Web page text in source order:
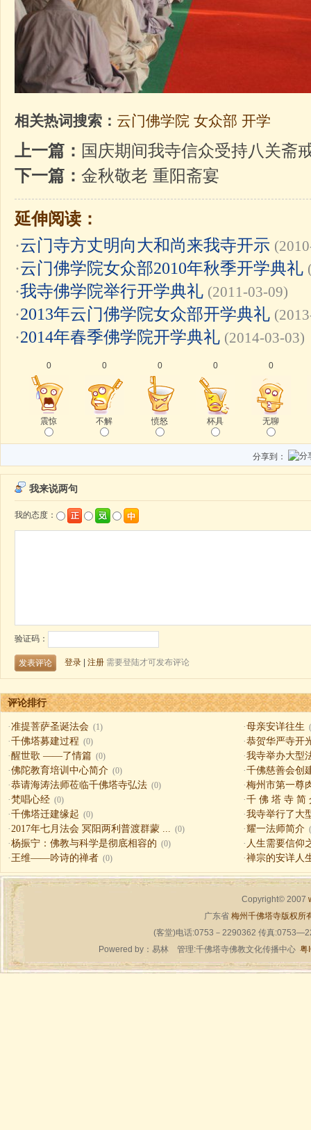
相关热词搜索： 云门佛学院 女众部 开学
上一篇： 国庆期间我寺信众受持八关斋
下一篇： 金秋敬老 重阳斋宴
延伸阅读：
·云门寺方丈明向大和尚来我寺开示
·云门佛学院女众部2010年秋季开学典礼
·我寺佛学院举行开学典礼 (2011-03-09)
·2013年云门佛学院女众部开学典礼
·2014年春季佛学院开学典礼 (2014-03-03)
0
震惊
0
不解
0
愤怒
0
杯具
0
无聊
分享到：
评论排行
·准提菩萨圣诞法会 (1) ·母亲安详往生
·千佛塔募建过程 (0) ·恭贺华严寺开
·醒世歌 ——了情篇 (0) ·我寺举办大型
·佛陀教育培训中心简介 (0) ·千佛慈善会创
·恭请海涛法师莅临千佛塔寺弘法 (0) ·梅州市第一尊
·梵唱心经 (0) ·千 佛 塔 寺 简
·千佛塔迁建缘起 (0) ·我寺举行了大
·2017年七月法会 冥阳两利普渡群蒙 ... (0) ·耀一法师简介
·杨振宁：佛教与科学是彻底相容的 (0) · 人生需要信仰
·王维——吟诗的禅者 (0) ·禅宗的安详人
Copyright© 2007
广东省 梅州千佛塔寺版权所
(客堂)电话:0753－2290362 传真
Powered by： 易林管理:千佛塔寺佛教文化传播中心 粤